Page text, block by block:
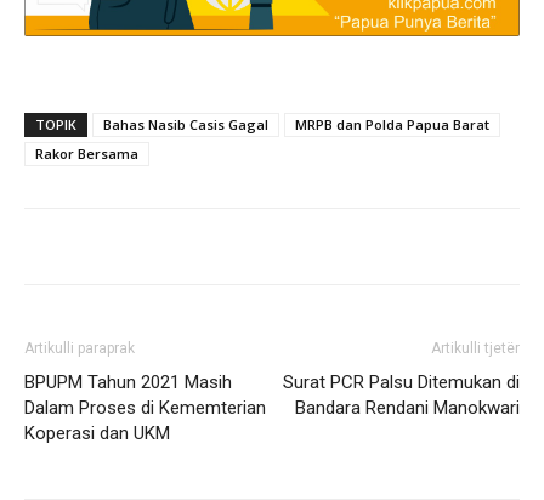
TOPIK Bahas Nasib Casis Gagal
MRPB dan Polda Papua Barat
Rakor Bersama
Artikulli paraprak
BPUPM Tahun 2021 Masih
Dalam Proses di Kememterian
Koperasi dan UKM
Artikulli tjetër
Surat PCR Palsu Ditemukan di
Bandara Rendani Manokwari